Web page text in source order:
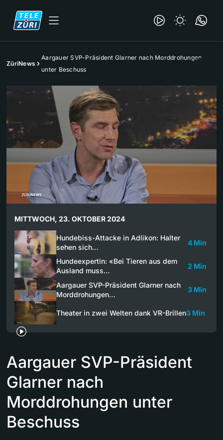
ZüriNews
Aargauer SVP-Präsident Glarner nach Morddrohungen
unter Beschuss
MITTWOCH, 23. OKTOBER 2024
Hundebiss-Attacke in Adlikon: Halter
sehen sich…
4 Min
Hundeexpertin: «Bei Tieren aus dem
Ausland muss…
2 Min
Aargauer SVP-Präsident Glarner nach
Morddrohungen…
3 Min
Theater in zwei Welten dank VR-Brillen3 Min
Aargauer SVP-Präsident
Glarner nach
Morddrohungen unter
Beschuss